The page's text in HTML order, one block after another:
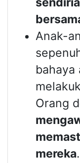
Anak-
bahaya
Orang
mereka.